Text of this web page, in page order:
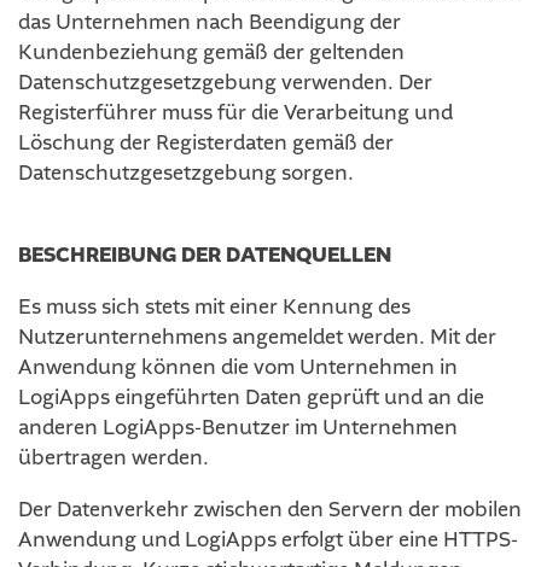
das Unternehmen nach Beendigung der
Kundenbeziehung gemäß der geltenden
Datenschutzgesetzgebung verwenden. Der
Registerführer muss für die Verarbeitung und
Löschung der Registerdaten gemäß der
Datenschutzgesetzgebung sorgen.
BESCHREIBUNG DER DATENQUELLEN
Es muss sich stets mit einer Kennung des
Nutzerunternehmens angemeldet werden. Mit der
Anwendung können die vom Unternehmen in
LogiApps eingeführten Daten geprüft und an die
anderen LogiApps-Benutzer im Unternehmen
übertragen werden.
Der Datenverkehr zwischen den Servern der mobilen
Anwendung und LogiApps erfolgt über eine HTTPS-